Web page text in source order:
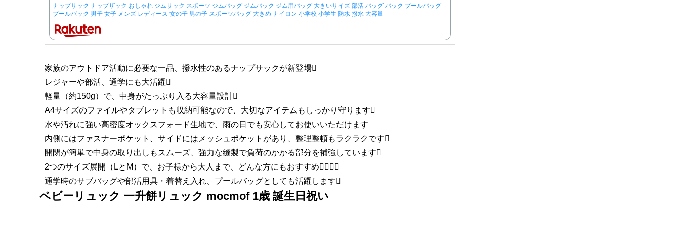
ナップサック ナップザック おしゃれ ジムサック スポーツ ジムバッグ ジムバック ジム用バッグ 大きいサイズ 部活 バッグ バック プールバッグ
プールバック 男子 女子 メンズ レディース 女の子 男の子 スポーツバッグ 大きめ ナイロン 小学校 小学生 防水 撥水 大容量
家族のアウトドア活動に必要な一品、撥水性のあるナップサックが新登場
レジャーや部活、通学にも大活躍
軽量（約150g）で、中身がたっぷり入る大容量設計
A4サイズのファイルやタブレットも収納可能なので、大切なアイテムもしっかり守ります
水や汚れに強い高密度オックスフォード生地で、雨の日でも安心してお使いいただけます
内側にはファスナーポケット、サイドにはメッシュポケットがあり、整理整頓もラクラクです
開閉が簡単で中身の取り出しもスムーズ、強力な縫製で負荷のかかる部分を補強しています
2つのサイズ展開（LとM）で、お子様から大人まで、どんな方にもおすすめ
通学時のサブバッグや部活用具・着替え入れ、プールバッグとしても活躍します
ベビーリュック 一升餅リュック mocmof 1歳 誕生日祝い